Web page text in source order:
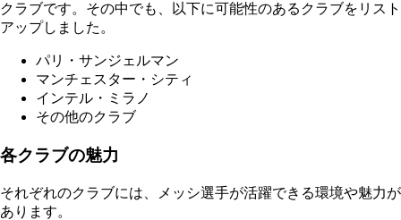
クラブです。その中でも、以下に可能性のあるクラブをリスト
アップしました。
パリ・サンジェルマン
マンチェスター・シティ
インテル・ミラノ
その他のクラブ
各クラブの魅力
それぞれのクラブには、メッシ選手が活躍できる環境や魅力が
あります。